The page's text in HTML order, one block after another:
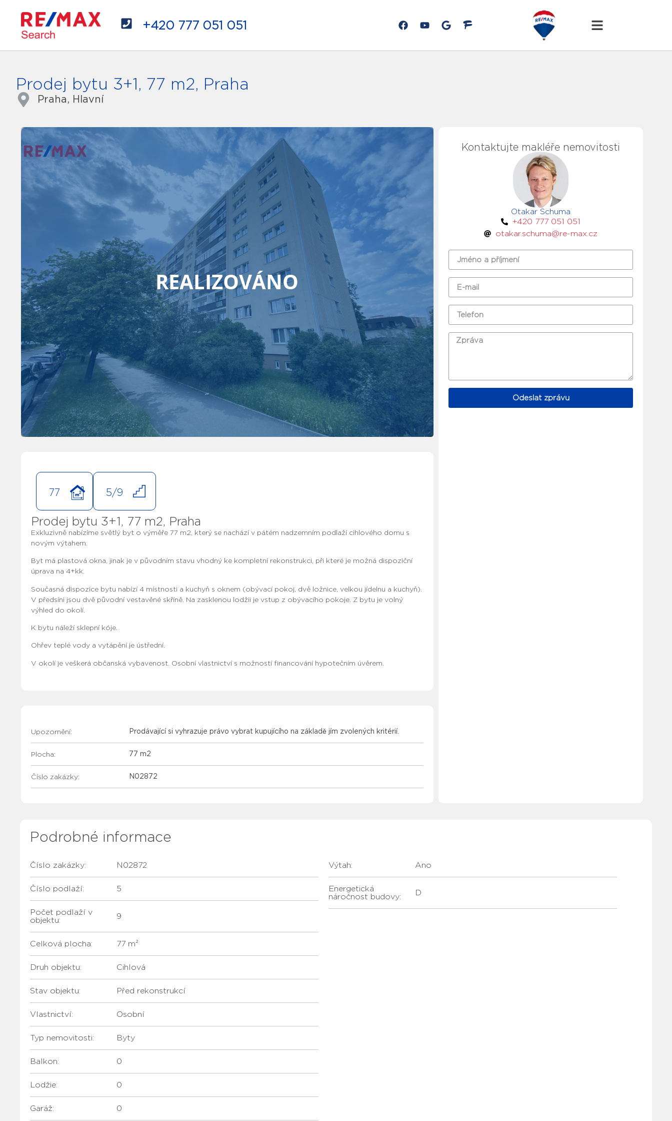
+420 777 051 051
Prodej bytu 3+1, 77 m2, Praha
Praha, Hlavní
REALIZOVÁNO
77 5/9
Prodej bytu 3+1, 77 m2, Praha
Exkluzivně nabízíme světlý byt o výměře 77 m2, který se nachází v pátém nadzemním podlaží cihlového domu s
novým výtahem.
Byt má plastová okna, jinak je v původním stavu vhodný ke kompletní rekonstrukci, při které je možná dispoziční
úprava na 4+kk.
Současná dispozice bytu nabízí 4 místnosti a kuchyň s oknem (obývací pokoj, dvě ložnice, velkou jídelnu a kuchyň).
V předsíni jsou dvě původní vestavěné skříně. Na zasklenou lodžii je vstup z obývacího pokoje. Z bytu je volný
výhled do okolí.
K bytu náleží sklepní kóje.
Ohřev teplé vody a vytápění je ústřední.
V okolí je veškerá občanská vybavenost. Osobní vlastnictví s možností financování hypotečním úvěrem.
Upozornění: Prodávající si vyhrazuje právo vybrat kupujícího na základě jím zvolených kritérií.
Plocha: 77 m2
Číslo zakázky: N02872
Kontaktujte makléře nemovitosti
Otakar Schuma
+420 777 051 051
otakar.schuma@re-max.cz
Odeslat zprávu
Podrobné informace
Číslo zakázky: N02872
Číslo podlaží: 5
Počet podlaží v
objektu:
9
Celková plocha: 77 m²
Druh objektu: Cihlová
Stav objektu: Před rekonstrukcí
Vlastnictví: Osobní
Typ nemovitosti: Byty
Balkon: 0
Lodžie: 0
Garáž: 0
Výtah: Ano
Energetická
náročnost budovy:
D